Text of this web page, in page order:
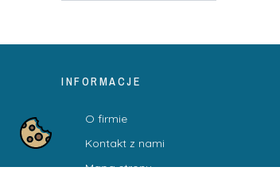
INFORMACJE
O firmie
Kontakt z nami
Mapa strony